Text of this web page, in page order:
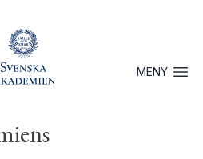
MENYÖppna